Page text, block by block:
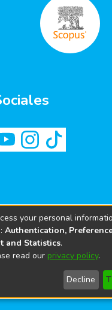
your personal
Authentication,
and Statistics.
read our privacy policy.
Decline